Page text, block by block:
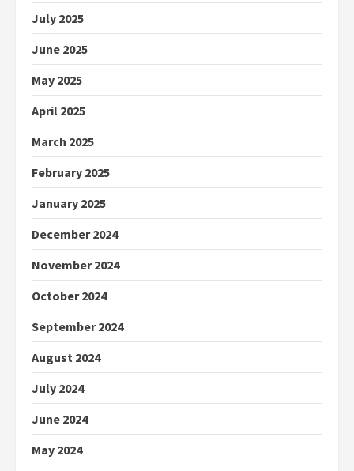
July 2025
June 2025
May 2025
April 2025
March 2025
February 2025
January 2025
December 2024
November 2024
October 2024
September 2024
August 2024
July 2024
June 2024
May 2024